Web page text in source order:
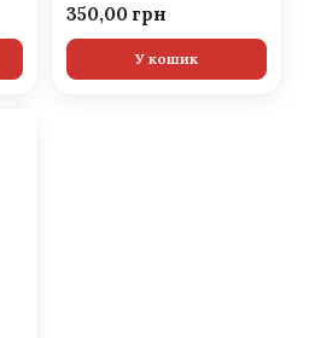
350,00
У кошик